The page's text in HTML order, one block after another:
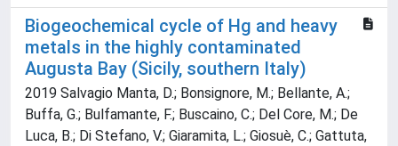
Biogeochemical cycle of Hg and heavy
metals in the highly contaminated
Augusta Bay (Sicily, southern Italy)
2019 Salvagio Manta, D.; Bonsignore, M.; Bellante, A.;
Buffa, G.; Bulfamante, F.; Buscaino, C.; Del Core, M.; De
Luca, B.; Di Stefano, V.; Giaramita, L.; Giosuè, C.; Gattuta,